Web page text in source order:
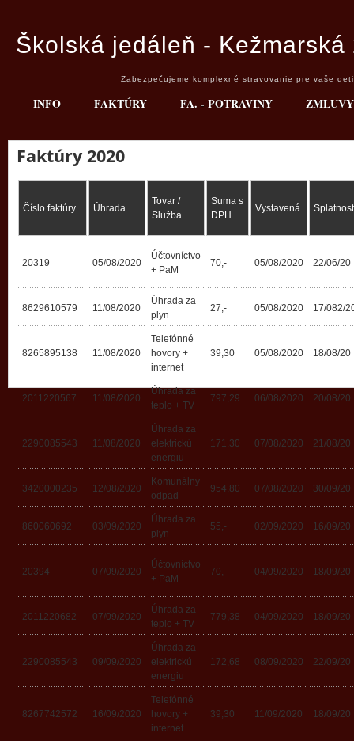
Školská jedáleň - Kežmarská
Zabezpečujeme komplexné stravovanie pre vaše
INFO FAKTÚRY FA. - POTRAVINY ZMLUVY
Faktúry 2020
Číslo faktúry Úhrada
Tovar /
Služba
Suma s
DPH
Vystavená
20319 05/08/2020
Účtovníctvo
+ PaM
70,- 05/08/2020 22/06/20
8629610579 11/08/2020
Úhrada za
plyn
27,- 05/08/2020 17/082/
8265895138 11/08/2020
Telefónné
hovory +
internet
39,30 05/08/2020 18/08/20
2011220567 11/08/2020
Úhrada za
teplo + TV
797,29 06/08/2020 20/08/20
2290085543 11/08/2020
Úhrada za
elektrickú
energiu
171,30 07/08/2020 21/08/20
3420000235 12/08/2020
Komunálny
odpad
954,80 07/08/2020 30/09/20
860060692 03/09/2020
Úhrada za
plyn
55,- 02/09/2020 16/09/20
20394 07/09/2020
Účtovníctvo
+ PaM
70,- 04/09/2020 18/09/20
2011220682 07/09/2020
Úhrada za
teplo + TV
779,38 04/09/2020 18/09/20
2290085543 09/09/2020
Úhrada za
elektrickú
energiu
172,68 08/09/2020 22/09/20
8267742572 16/09/2020
Telefónné
hovory +
internet
39,30 11/09/2020 18/09/20